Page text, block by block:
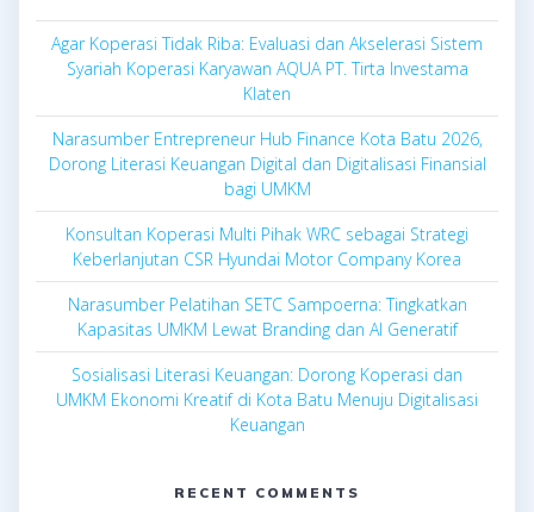
Agar Koperasi Tidak Riba: Evaluasi dan Akselerasi Sistem
Syariah Koperasi Karyawan AQUA PT. Tirta Investama
Klaten
Narasumber Entrepreneur Hub Finance Kota Batu 2026,
Dorong Literasi Keuangan Digital dan Digitalisasi Finansial
bagi UMKM
Konsultan Koperasi Multi Pihak WRC sebagai Strategi
Keberlanjutan CSR Hyundai Motor Company Korea
Narasumber Pelatihan SETC Sampoerna: Tingkatkan
Kapasitas UMKM Lewat Branding dan AI Generatif
Sosialisasi Literasi Keuangan: Dorong Koperasi dan
UMKM Ekonomi Kreatif di Kota Batu Menuju Digitalisasi
Keuangan
RECENT COMMENTS